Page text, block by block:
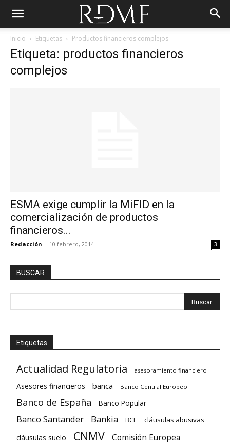
Inicio Etiquetas Productos financieros complejos
Etiqueta: productos financieros
complejos
ESMA exige cumplir la MiFID en la
comercialización de productos
financieros...
Redacción - 10 febrero, 2014 3
BUSCAR
Etiquetas
Actualidad Regulatoria asesoramiento financiero
Asesores financieros banca Banco Central Europeo
Banco de España Banco Popular
Banco Santander Bankia BCE cláusulas abusivas
cláusulas suelo CNMV Comisión Europea